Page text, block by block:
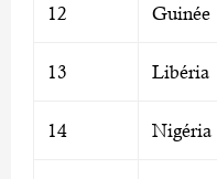
12 Guinée
13 Libéria
14 Nigéria